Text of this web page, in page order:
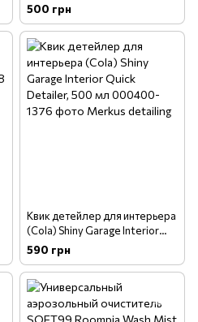
0.5л
500 грн
Квик детейлер для интерьера
(Cola) Shiny Garage Interior
Quick Detailer, 500 мл
590 грн